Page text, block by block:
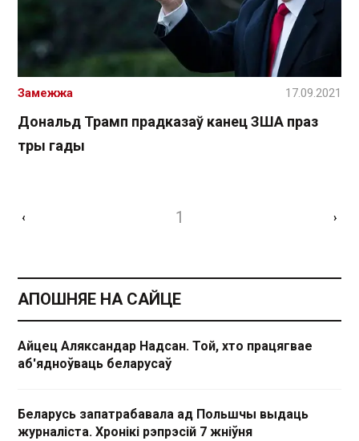
Дональд Трамп прадказаў канец ЗША праз
тры гады
Замежжа 17.09.2021
‹ 1 ›
АПОШНЯЕ НА САЙЦЕ
Айцец Аляксандар Надсан. Той, хто працягвае
аб'ядноўваць беларусаў
Беларусь запатрабавала ад Польшчы выдаць
журналіста. Хронікі рэпрэсій 7 жніўня